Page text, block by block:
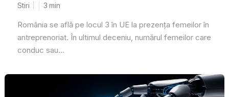
Stiri 3 min
România se află pe locul 3 în UE la prezența femeilor în
antreprenoriat. În ultimul deceniu, numărul femeilor care
conduc sau...